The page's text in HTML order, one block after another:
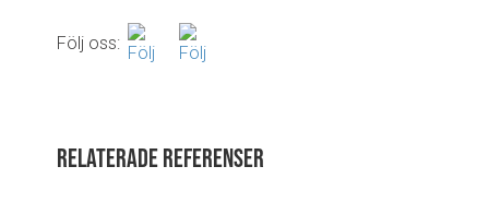
Följ oss:
Relaterade referenser